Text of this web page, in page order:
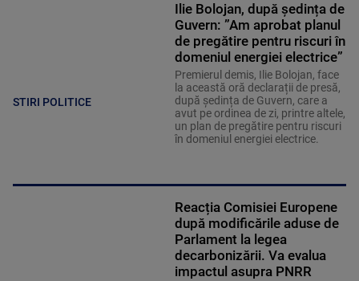
STIRI POLITICE
Ilie Bolojan, după ședința de
Guvern: ”Am aprobat planul
de pregătire pentru riscuri în
domeniul energiei electrice”
Premierul demis, Ilie Bolojan, face
la această oră declarații de presă,
după ședința de Guvern, care a
avut pe ordinea de zi, printre altele,
un plan de pregătire pentru riscuri
în domeniul energiei electrice.
Reacția Comisiei Europene
după modificările aduse de
Parlament la legea
decarbonizării. Va evalua
impactul asupra PNRR